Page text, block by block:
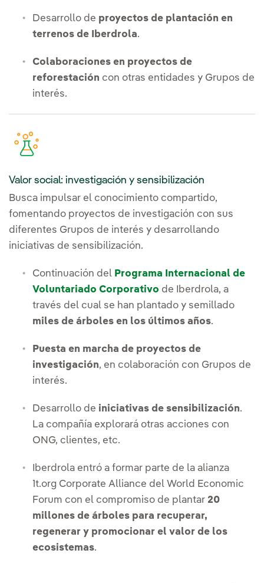
Desarrollo de proyectos de plantación en
terrenos de Iberdrola.
Colaboraciones en proyectos de
reforestación con otras entidades y Grupos de
interés.
Valor social: investigación y sensibilización
Busca impulsar el conocimiento compartido,
fomentando proyectos de investigación con sus
diferentes Grupos de interés y desarrollando
iniciativas de sensibilización.
Continuación del Programa Internacional de
Voluntariado Corporativo de Iberdrola, a
través del cual se han plantado y semillado
miles de árboles en los últimos años.
Puesta en marcha de proyectos de
investigación, en colaboración con Grupos de
interés.
Desarrollo de iniciativas de sensibilización.
La compañía explorará otras acciones con
ONG, clientes, etc.
Iberdrola entró a formar parte de la alianza
1t.org Corporate Alliance del World Economic
Forum con el compromiso de plantar 20
millones de árboles para recuperar,
regenerar y promocionar el valor de los
ecosistemas.